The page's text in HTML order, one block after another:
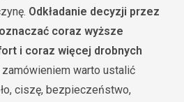
Odkładanie decyzji przez
coraz wyższe
i coraz więcej drobnych
warto ustalić
ciszę, bezpieczeństwo,